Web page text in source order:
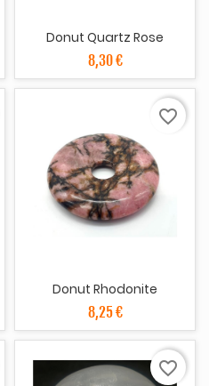
Donut Quartz Rose
8,30 €
Donut Rhodonite
8,25 €
favorite_border
favorite_border